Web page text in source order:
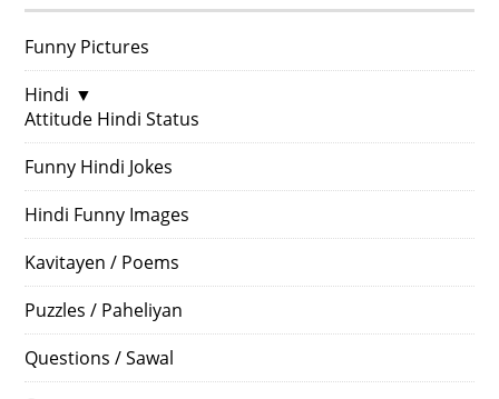
Funny Pictures
Hindi ▼
Attitude Hindi Status
Funny Hindi Jokes
Hindi Funny Images
Kavitayen / Poems
Puzzles / Paheliyan
Questions / Sawal